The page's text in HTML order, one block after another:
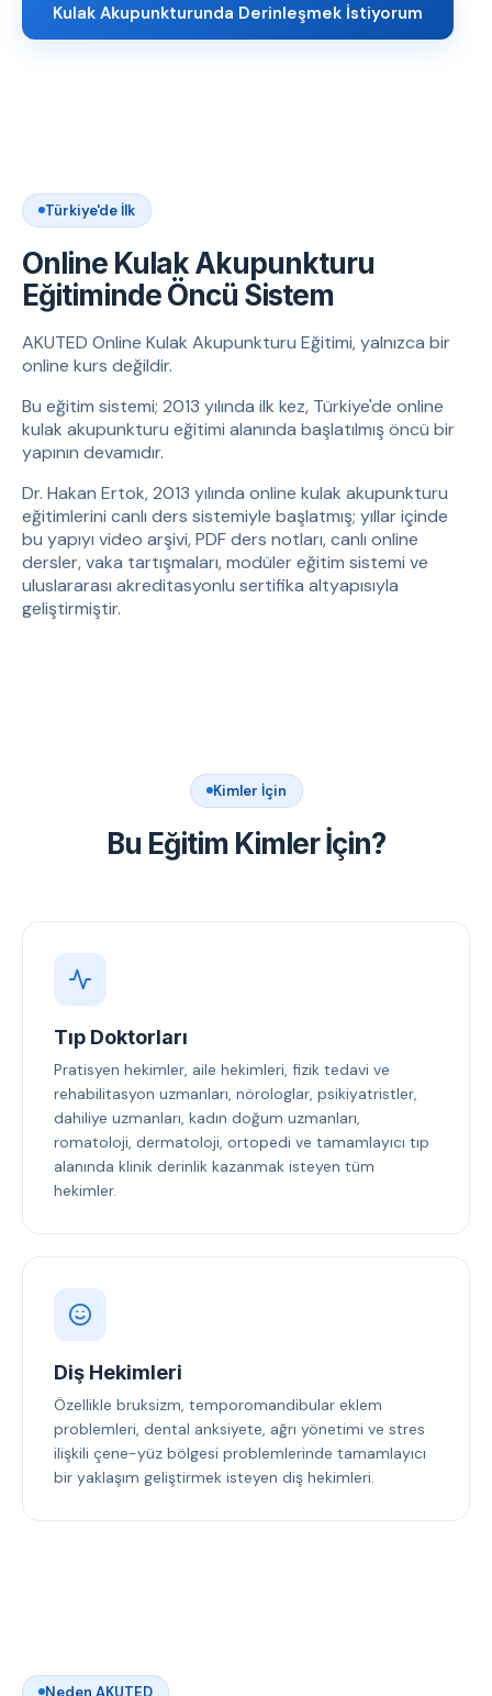
Kulak Akupunkturunda Derinleşmek İstiyorum
Türkiye'de İlk
Online Kulak Akupunkturu
Eğitiminde Öncü Sistem
AKUTED Online Kulak Akupunkturu Eğitimi, yalnızca bir
online kurs değildir.
Bu eğitim sistemi; 2013 yılında ilk kez, Türkiye'de online
kulak akupunkturu eğitimi alanında başlatılmış öncü bir
yapının devamıdır.
Dr. Hakan Ertok, 2013 yılında online kulak akupunkturu
eğitimlerini canlı ders sistemiyle başlatmış; yıllar içinde
bu yapıyı video arşivi, PDF ders notları, canlı online
dersler, vaka tartışmaları, modüler eğitim sistemi ve
uluslararası akreditasyonlu sertifika altyapısıyla
geliştirmiştir.
Kimler İçin
Bu Eğitim Kimler İçin?
Tıp Doktorları
Pratisyen hekimler, aile hekimleri, fizik tedavi ve
rehabilitasyon uzmanları, nörologlar, psikiyatristler,
dahiliye uzmanları, kadın doğum uzmanları,
romatoloji, dermatoloji, ortopedi ve tamamlayıcı tıp
alanında klinik derinlik kazanmak isteyen tüm
hekimler.
Diş Hekimleri
Özellikle bruksizm, temporomandibular eklem
problemleri, dental anksiyete, ağrı yönetimi ve stres
ilişkili çene-yüz bölgesi problemlerinde tamamlayıcı
bir yaklaşım geliştirmek isteyen diş hekimleri.
Neden AKUTED